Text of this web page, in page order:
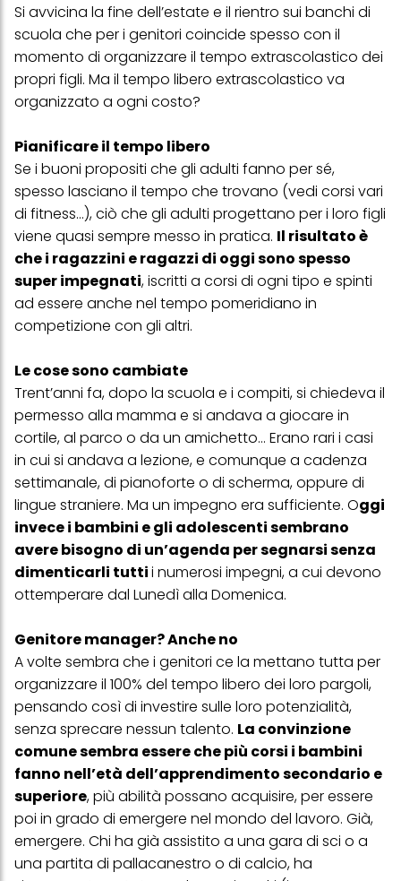
Si avvicina la fine dell’estate e il rientro sui banchi di
scuola che per i genitori coincide spesso con il
momento di organizzare il tempo extrascolastico dei
propri figli. Ma il tempo libero extrascolastico va
organizzato a ogni costo?
Pianificare il tempo libero
Se i buoni propositi che gli adulti fanno per sé,
spesso lasciano il tempo che trovano (vedi corsi vari
di fitness...), ciò che gli adulti progettano per i loro figli
viene quasi sempre messo in pratica. Il risultato è
che i ragazzini e ragazzi di oggi sono spesso
super impegnati, iscritti a corsi di ogni tipo e spinti
ad essere anche nel tempo pomeridiano in
competizione con gli altri.
Le cose sono cambiate
Trent’anni fa, dopo la scuola e i compiti, si chiedeva il
permesso alla mamma e si andava a giocare in
cortile, al parco o da un amichetto... Erano rari i casi
in cui si andava a lezione, e comunque a cadenza
settimanale, di pianoforte o di scherma, oppure di
lingue straniere. Ma un impegno era sufficiente. Oggi
invece i bambini e gli adolescenti sembrano
avere bisogno di un’agenda per segnarsi senza
dimenticarli tuttii numerosi impegni, a cui devono
ottemperare dal Lunedì alla Domenica.
Genitore manager? Anche no
A volte sembra che i genitori ce la mettano tutta per
organizzare il 100% del tempo libero dei loro pargoli,
pensando così di investire sulle loro potenzialità,
senza sprecare nessun talento. La convinzione
comune sembra essere che più corsi i bambini
fanno nell’età dell’apprendimento secondario e
superiore, più abilità possano acquisire, per essere
poi in grado di emergere nel mondo del lavoro. Già,
emergere. Chi ha già assistito a una gara di sci o a
una partita di pallacanestro o di calcio, ha